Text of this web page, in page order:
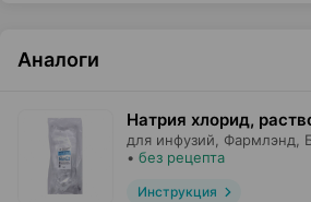
Аналоги
Натрия хлорид,
для инфузий, Фармлэнд,
• без рецепта
Инструкция